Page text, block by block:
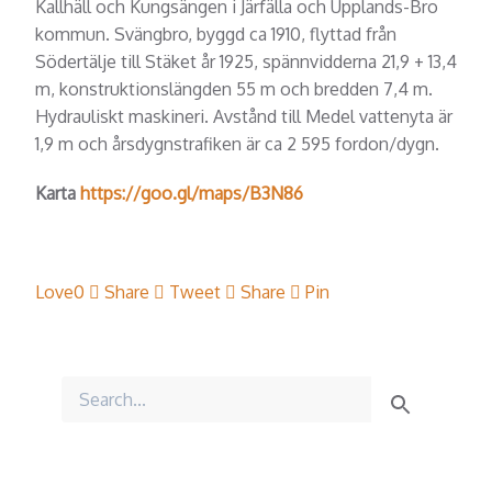
Kallhäll och Kungsängen i Järfälla och Upplands-Bro
kommun. Svängbro, byggd ca 1910, flyttad från
Södertälje till Stäket år 1925, spännvidderna 21,9 + 13,4
m, konstruktionslängden 55 m och bredden 7,4 m.
Hydrauliskt maskineri. Avstånd till Medel vattenyta är
1,9 m och årsdygnstrafiken är ca 2 595 fordon/dygn.
Karta https://goo.gl/maps/B3N86
Love0 Share Tweet Share Pin